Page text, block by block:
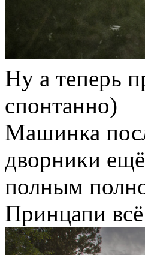
Ну а теперь
спонтанно)
Машинка
дворники
полным
Принцапи